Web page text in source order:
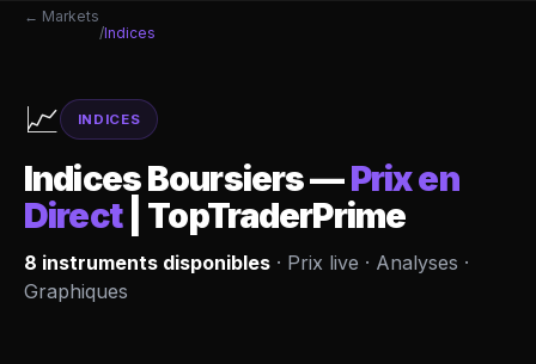
← Markets
/Indices
📈 INDICES
Indices Boursiers—Prix en
Direct
| TopTraderPrime
8 instruments disponibles · Prix live · Analyses ·
Graphiques